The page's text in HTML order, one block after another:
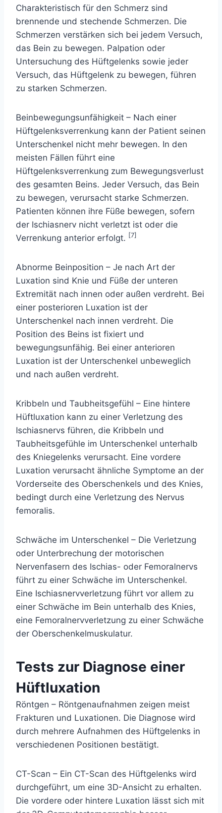
Charakteristisch für den Schmerz sind
brennende und stechende Schmerzen. Die
Schmerzen verstärken sich bei jedem Versuch,
das Bein zu bewegen. Palpation oder
Untersuchung des Hüftgelenks sowie jeder
Versuch, das Hüftgelenk zu bewegen, führen
zu starken Schmerzen.
Beinbewegungsunfähigkeit – Nach einer
Hüftgelenksverrenkung kann der Patient seinen
Unterschenkel nicht mehr bewegen. In den
meisten Fällen führt eine
Hüftgelenksverrenkung zum Bewegungsverlust
des gesamten Beins. Jeder Versuch, das Bein
zu bewegen, verursacht starke Schmerzen.
Patienten können ihre Füße bewegen, sofern
der Ischiasnerv nicht verletzt ist oder die
Verrenkung anterior erfolgt. [7]
Abnorme Beinposition – Je nach Art der
Luxation sind Knie und Füße der unteren
Extremität nach innen oder außen verdreht. Bei
einer posterioren Luxation ist der
Unterschenkel nach innen verdreht. Die
Position des Beins ist fixiert und
bewegungsunfähig. Bei einer anterioren
Luxation ist der Unterschenkel unbeweglich
und nach außen verdreht.
Kribbeln und Taubheitsgefühl – Eine hintere
Hüftluxation kann zu einer Verletzung des
Ischiasnervs führen, die Kribbeln und
Taubheitsgefühle im Unterschenkel unterhalb
des Kniegelenks verursacht. Eine vordere
Luxation verursacht ähnliche Symptome an der
Vorderseite des Oberschenkels und des Knies,
bedingt durch eine Verletzung des Nervus
femoralis.
Schwäche im Unterschenkel – Die Verletzung
oder Unterbrechung der motorischen
Nervenfasern des Ischias- oder Femoralnervs
führt zu einer Schwäche im Unterschenkel.
Eine Ischiasnervverletzung führt vor allem zu
einer Schwäche im Bein unterhalb des Knies,
eine Femoralnervverletzung zu einer Schwäche
der Oberschenkelmuskulatur.
Tests zur Diagnose einer
Hüftluxation
Röntgen – Röntgenaufnahmen zeigen meist
Frakturen und Luxationen. Die Diagnose wird
durch mehrere Aufnahmen des Hüftgelenks in
verschiedenen Positionen bestätigt.
CT-Scan – Ein CT-Scan des Hüftgelenks wird
durchgeführt, um eine 3D-Ansicht zu erhalten.
Die vordere oder hintere Luxation lässt sich mit